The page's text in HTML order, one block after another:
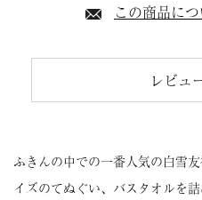
この商品に
レビュ
ふきんの中での一番人気の白雪
イズのてぬぐい、バスタオルを